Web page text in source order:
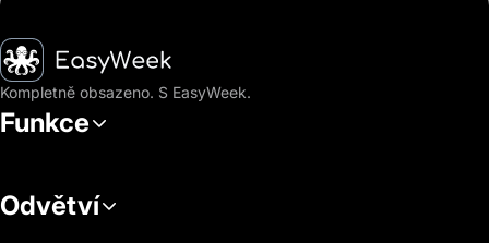
Hlavní stránka
Kompletně obsazeno. S EasyWeek.
Funkce
Odvětví